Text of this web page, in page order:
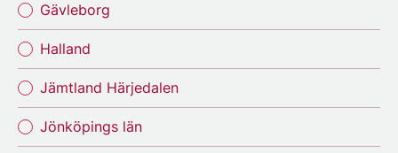
Gävleborg
Halland
Jämtland Härjedalen
Jönköpings län